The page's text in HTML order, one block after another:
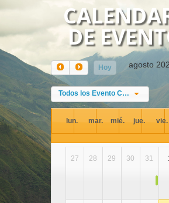
DE
Hoy agosto
Todos los Evento Categories
lun. mar. mié. jue. vie.
27 28 29 30 31